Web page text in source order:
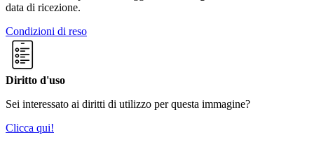
data di ricezione.
Condizioni di reso
Diritto d'uso
Sei interessato ai diritti di utilizzo per questa immagine?
Clicca qui!